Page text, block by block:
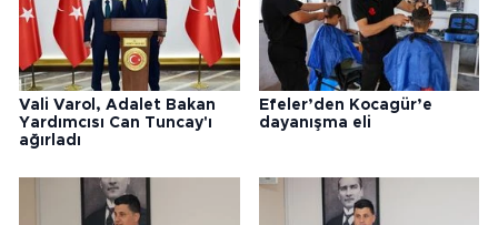
Vali Varol, Adalet Bakan
Yardımcısı Can Tuncay'ı
ağırladı
Efeler’den Kocagür’e
dayanışma eli